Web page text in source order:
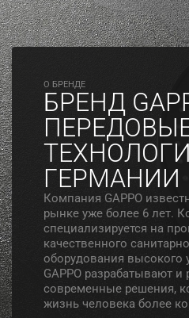
O БРЕНДЕ
БРЕНД
ГЕРМАНИИ
Компания GAPPO
рынке уже более 6 лет.
специализируется на
качественного
оборудования высокого
GAPPO разрабатывают и
современные решения,
жизнь человека более